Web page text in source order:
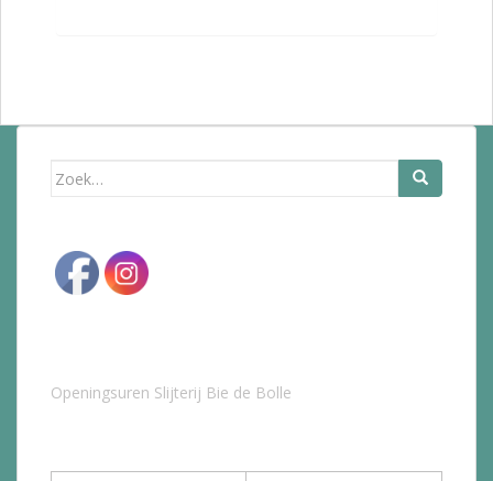
Zoek
Openingsuren Slijterij Bie de Bolle